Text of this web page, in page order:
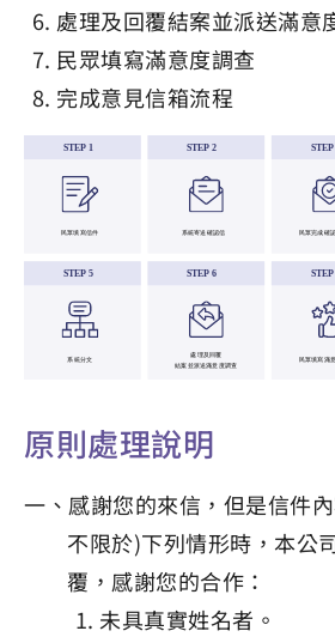
處理及回覆結案並派送滿意
民眾填寫滿意度調查
完成意見信箱流程
原則處理說明
一、感謝您的來信，但是信件
不限於)下列情形時，本公
覆，感謝您的合作：
未具真實姓名者。